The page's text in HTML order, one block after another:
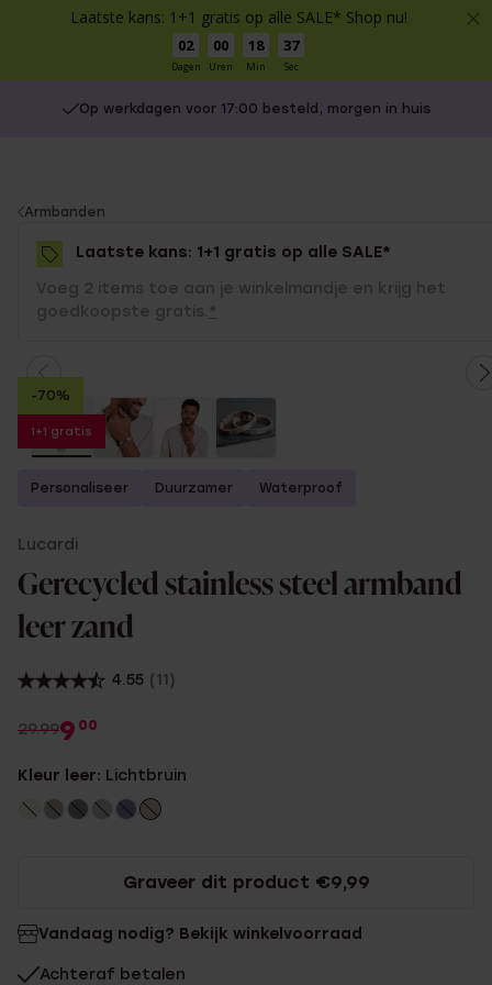
Laatste kans: 1+1 gratis op alle SALE* Shop nu!
02
Dagen
00
Uren
18
Min
36
Sec
Op werkdagen voor 17:00 besteld, morgen in huis
You
are
here:
Armbanden
Laatste kans: 1+1 gratis op alle SALE*
Voeg 2 items toe aan je winkelmandje en krijg het
goedkoopste gratis. *
-70%
1+1 gratis
Personaliseer Duurzamer Waterproof
Lucardi
Gerecycled stainless steel armband
leer zand
4.55 (11)
29.999 00
Kleur leer: Lichtbruin
Graveer dit product €9,99
Vandaag nodig? Bekijk winkelvoorraad
Achteraf betalen